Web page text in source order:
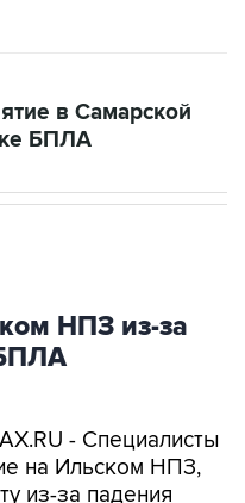
БПЛА
НПЗ из-за
- Специалисты
из-за падения
Северского